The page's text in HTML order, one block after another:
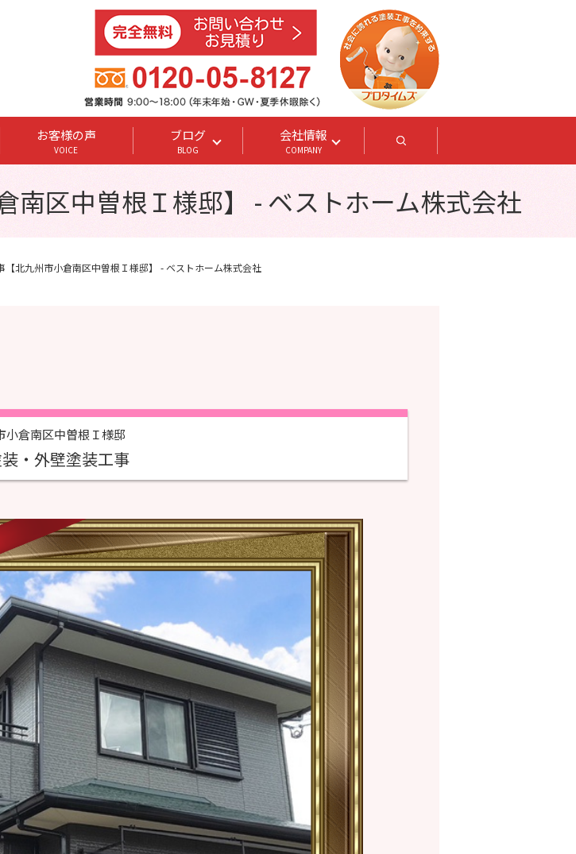
お客様の声
VOICE
ブログ
BLOG
会社情報
COMPANY search
南区中曽根Ｉ様邸】 - ベストホーム株式会社
【北九州市小倉南区中曽根Ｉ様邸】 - ベストホーム株式会社
小倉南区中曽根Ｉ様邸
・外壁塗装工事